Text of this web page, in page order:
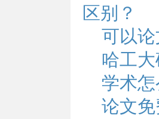
区别？
可以
哈工
学术
论文